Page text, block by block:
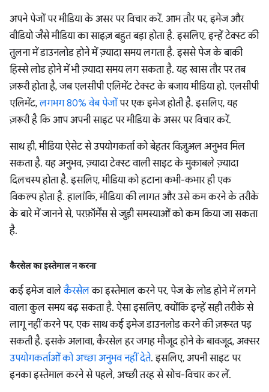
अपने पेजों पर मीडिया के असर पर विचार करें. आम तौर पर, इमेज और
वीडियो जैसे मीडिया का साइज़ बहुत बड़ा होता है. इसलिए, इन्हें टेक्स्ट की
तुलना में डाउनलोड होने में ज़्यादा समय लगता है. इससे पेज के बाकी
हिस्से लोड होने में भी ज़्यादा समय लग सकता है. यह खास तौर पर तब
ज़रूरी होता है, जब एलसीपी एलिमेंट टेक्स्ट के बजाय मीडिया हो. एलसीपी
एलिमेंट,लगभग 80% वेब पेजोंपर एक इमेज होती है. इसलिए, यह
ज़रूरी है कि आप अपनी साइट पर मीडिया के असर पर विचार करें.
साथ ही, मीडिया ऐसेट से उपयोगकर्ता को बेहतर विज़ुअल अनुभव मिल
सकता है. यह अनुभव, ज़्यादा टेक्स्ट वाली साइट के मुकाबले ज़्यादा
दिलचस्प होता है. इसलिए, मीडिया को हटाना कभी-कभार ही एक
विकल्प होता है. हालांकि, मीडिया की लागत और उसे कम करने के तरीके
के बारे में जानने से, परफ़ॉर्मेंस से जुड़ी समस्याओं को कम किया जा सकता
है.
कैरसेल का इस्तेमाल न करना
कई इमेज वालेकैरसेलका इस्तेमाल करने पर, पेज के लोड होने में लगने
वाला कुल समय बढ़ सकता है. ऐसा इसलिए, क्योंकि इन्हें सही तरीके से
लागू नहीं करने पर, एक साथ कई इमेज डाउनलोड करने की ज़रूरत पड़
सकती है. इसके अलावा, कैरसेल हर जगह मौजूद होने के बावजूद, अक्सर
उपयोगकर्ताओं को अच्छा अनुभव नहीं देते. इसलिए, अपनी साइट पर
इनका इस्तेमाल करने से पहले, अच्छी तरह से सोच-विचार कर लें.